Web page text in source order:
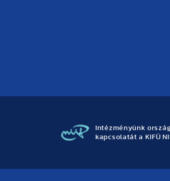
Intézményünk
kapcsolatát a KIFÜ